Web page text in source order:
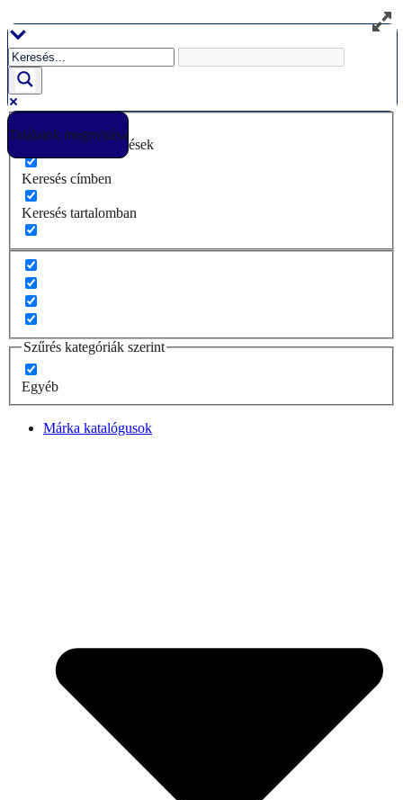
a
tartalomhoz
Találatok megnyitása
Csak pontos egyezések
Keresés címben
Keresés tartalomban
Szűrés kategóriák szerint
Egyéb
Márka katalógusok